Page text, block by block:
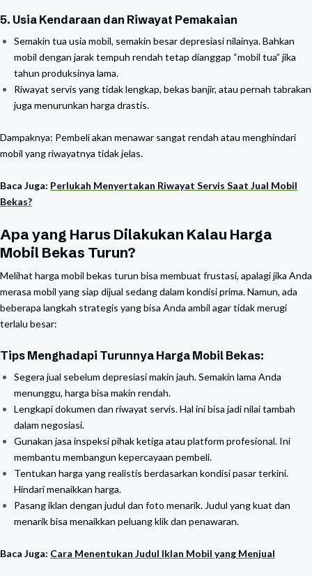
5. Usia Kendaraan dan Riwayat Pemakaian
Semakin tua usia mobil, semakin besar depresiasi nilainya. Bahkan
mobil dengan jarak tempuh rendah tetap dianggap “mobil tua” jika
tahun produksinya lama.
Riwayat servis yang tidak lengkap, bekas banjir, atau pernah tabrakan
juga menurunkan harga drastis.
Dampaknya: Pembeli akan menawar sangat rendah atau menghindari
mobil yang riwayatnya tidak jelas.
Baca Juga: Perlukah Menyertakan Riwayat Servis Saat Jual Mobil
Bekas?
Apa yang Harus Dilakukan Kalau Harga
Mobil Bekas Turun?
Melihat harga mobil bekas turun bisa membuat frustasi, apalagi jika Anda
merasa mobil yang siap dijual sedang dalam kondisi prima. Namun, ada
beberapa langkah strategis yang bisa Anda ambil agar tidak merugi
terlalu besar:
Tips Menghadapi Turunnya Harga Mobil Bekas:
Segera jual sebelum depresiasi makin jauh. Semakin lama Anda
menunggu, harga bisa makin rendah.
Lengkapi dokumen dan riwayat servis. Hal ini bisa jadi nilai tambah
dalam negosiasi.
Gunakan jasa inspeksi pihak ketiga atau platform profesional. Ini
membantu membangun kepercayaan pembeli.
Tentukan harga yang realistis berdasarkan kondisi pasar terkini.
Hindari menaikkan harga.
Pasang iklan dengan judul dan foto menarik. Judul yang kuat dan
menarik bisa menaikkan peluang klik dan penawaran.
Baca Juga: Cara Menentukan Judul Iklan Mobil yang Menjual